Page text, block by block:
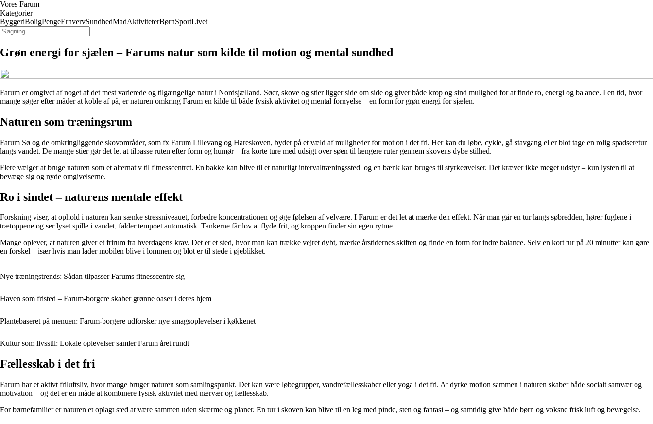
Vores Farum
Kategorier
ByggeriBoligPengeErhvervSundhedMadAktiviteterBørnSportLivet
Grøn energi for sjælen – Farums natur som kilde til motion og mental sundhed
Farum er omgivet af noget af det mest varierede og tilgængelige natur i Nordsjælland. Søer, skove og stier ligger side om side og giver både krop og sind mulighed for at finde ro, energi og balance. I en tid, hvor
mange søger efter måder at koble af på, er naturen omkring Farum en kilde til både fysisk aktivitet og mental fornyelse – en form for grøn energi for sjælen.
Naturen som træningsrum
Farum Sø og de omkringliggende skovområder, som fx Farum Lillevang og Hareskoven, byder på et væld af muligheder for motion i det fri. Her kan du løbe, cykle, gå stavgang eller blot tage en rolig spadseretur
langs vandet. De mange stier gør det let at tilpasse ruten efter form og humør – fra korte ture med udsigt over søen til længere ruter gennem skovens dybe stilhed.
Flere vælger at bruge naturen som et alternativ til fitnesscentret. En bakke kan blive til et naturligt intervaltræningssted, og en bænk kan bruges til styrkeøvelser. Det kræver ikke meget udstyr – kun lysten til at
bevæge sig og nyde omgivelserne.
Ro i sindet – naturens mentale effekt
Forskning viser, at ophold i naturen kan sænke stressniveauet, forbedre koncentrationen og øge følelsen af velvære. I Farum er det let at mærke den effekt. Når man går en tur langs søbredden, hører fuglene i
trætoppene og ser lyset spille i vandet, falder tempoet automatisk. Tankerne får lov at flyde frit, og kroppen finder sin egen rytme.
Mange oplever, at naturen giver et frirum fra hverdagens krav. Det er et sted, hvor man kan trække vejret dybt, mærke årstidernes skiften og finde en form for indre balance. Selv en kort tur på 20 minutter kan gøre
en forskel – især hvis man lader mobilen blive i lommen og blot er til stede i øjeblikket.
Nye træningstrends: Sådan tilpasser Farums fitnesscentre sig
Haven som fristed – Farum-borgere skaber grønne oaser i deres hjem
Plantebaseret på menuen: Farum-borgere udforsker nye smagsoplevelser i køkkenet
Kultur som livsstil: Lokale oplevelser samler Farum året rundt
Fællesskab i det fri
Farum har et aktivt friluftsliv, hvor mange bruger naturen som samlingspunkt. Det kan være løbegrupper, vandrefællesskaber eller yoga i det fri. At dyrke motion sammen i naturen skaber både socialt samvær og
motivation – og det er en måde at kombinere fysisk aktivitet med nærvær og fællesskab.
For børnefamilier er naturen et oplagt sted at være sammen uden skærme og planer. En tur i skoven kan blive til en leg med pinde, sten og fantasi – og samtidig give både børn og voksne frisk luft og bevægelse.